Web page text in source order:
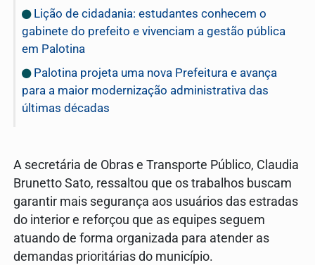
Lição de cidadania: estudantes conhecem o
gabinete do prefeito e vivenciam a gestão pública
em Palotina
Palotina projeta uma nova Prefeitura e avança
para a maior modernização administrativa das
últimas décadas
A secretária de Obras e Transporte Público, Claudia
Brunetto Sato, ressaltou que os trabalhos buscam
garantir mais segurança aos usuários das estradas
do interior e reforçou que as equipes seguem
atuando de forma organizada para atender as
demandas prioritárias do município.